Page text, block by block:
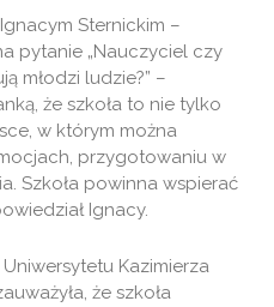
Sternickim –
pytanie „Nauczyciel czy
młodzi ludzie?” –
że szkoła to nie tylko
w którym można
przygotowaniu w
Szkoła powinna wspierać
Ignacy.
Kazimierza
że szkoła